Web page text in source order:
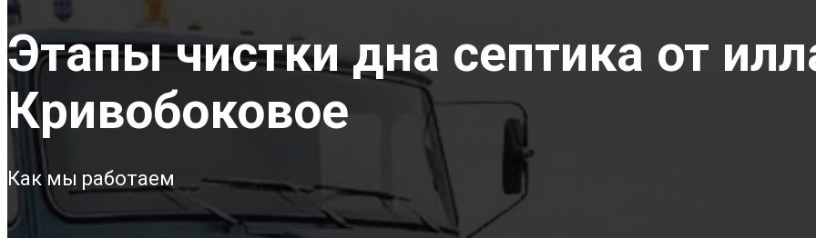
Этапы чистки дна септика от
Кривобоковое
Как мы работаем